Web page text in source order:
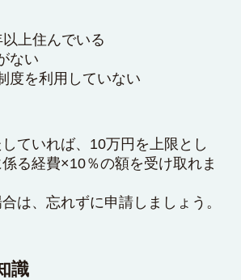
上住んでいる
ない
度を利用していない
ていれば、10万円を上限とし
る経費×10％の額を受け取れま
は、忘れずに申請しましょう。
識